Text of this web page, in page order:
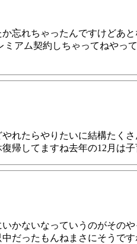
忘れちゃったんですけどあ
アム契約しちゃってねや
れたらやりたいに結構たく
帰してますね去年の12月は
かないなっていうのがその
だったもんねまさにそうで